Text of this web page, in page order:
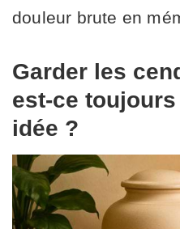
douleur brute en
Garder les
est-ce
idée ?